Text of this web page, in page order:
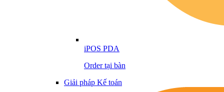
iPOS PDA
Order tại bàn
Giải pháp Kế toán